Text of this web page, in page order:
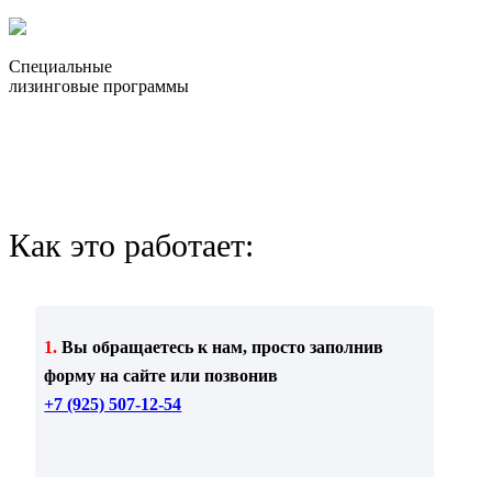
Специальные
лизинговые программы
Как это работает:
1. Вы обращаетесь к нам, просто заполнив
форму на сайте или позвонив
+7 (925) 507-12-54